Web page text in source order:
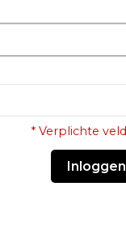
* Verplichte
Inloggen